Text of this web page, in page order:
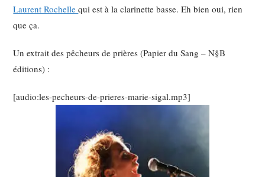
Laurent Rochellequi est à la clarinette basse. Eh bien oui, rien
que ça.
Un extrait des pêcheurs de prières (Papier du Sang – N§B
éditions) :
[audio:les-pecheurs-de-prieres-marie-sigal.mp3]